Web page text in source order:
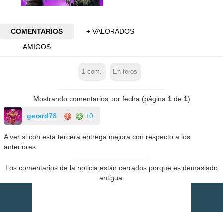
COMENTARIOS
+ VALORADOS
AMIGOS
1 com. En foros
Mostrando comentarios por fecha (página 1de 1)
gerard78 +0
A ver si con esta tercera entrega mejora con respecto a los
anteriores.
Los comentarios de la noticia están cerrados porque es demasiado
antigua.